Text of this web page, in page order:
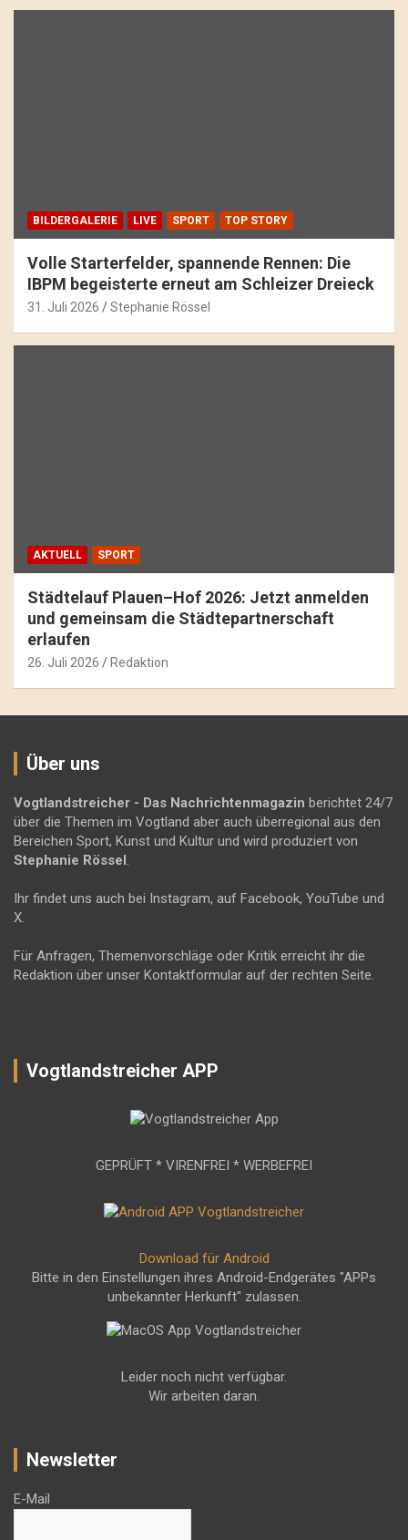
BILDERGALERIE LIVE SPORT TOP STORY
Volle Starterfelder, spannende Rennen: Die
IBPM begeisterte erneut am Schleizer Dreieck
31. Juli 2026 Stephanie Rössel
AKTUELL SPORT
Städtelauf Plauen–Hof 2026: Jetzt anmelden
und gemeinsam die Städtepartnerschaft
erlaufen
26. Juli 2026 Redaktion
Über uns
Vogtlandstreicher - Das Nachrichtenmagazin berichtet 24/7
über die Themen im Vogtland aber auch überregional aus den
Bereichen Sport, Kunst und Kultur und wird produziert von
Stephanie Rössel .
Ihr findet uns auch bei Instagram, auf Facebook, YouTube und
X.
Für Anfragen, Themenvorschläge oder Kritik erreicht ihr die
Redaktion über unser Kontaktformular auf der rechten Seite.
Vogtlandstreicher APP
GEPRÜFT * VIRENFREI * WERBEFREI
Download für Android
Bitte in den Einstellungen ihres Android-Endgerätes "APPs
unbekannter Herkunft" zulassen.
Leider noch nicht verfügbar.
Wir arbeiten daran.
Newsletter
E-Mail